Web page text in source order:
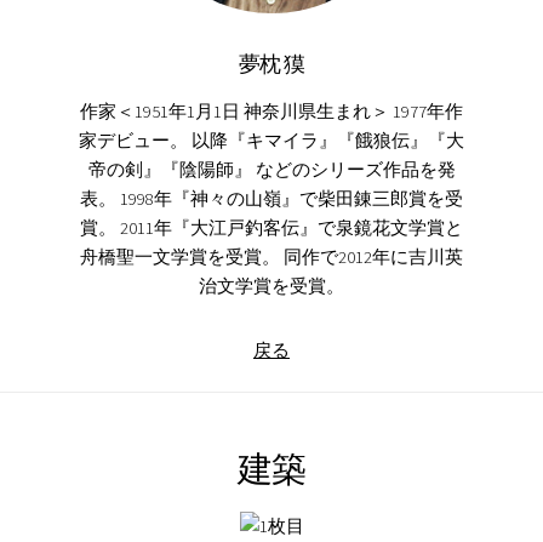
夢枕 獏
作家＜1951年1月1日 神奈川県生まれ＞ 1977年作
家デビュー。 以降『キマイラ』『餓狼伝』『大
帝の剣』『陰陽師』 などのシリーズ作品を発
表。 1998年『神々の山嶺』で柴田錬三郎賞を受
賞。 2011年『大江戸釣客伝』で泉鏡花文学賞と
舟橋聖一文学賞を受賞。 同作で2012年に吉川英
治文学賞を受賞。
戻る
建築